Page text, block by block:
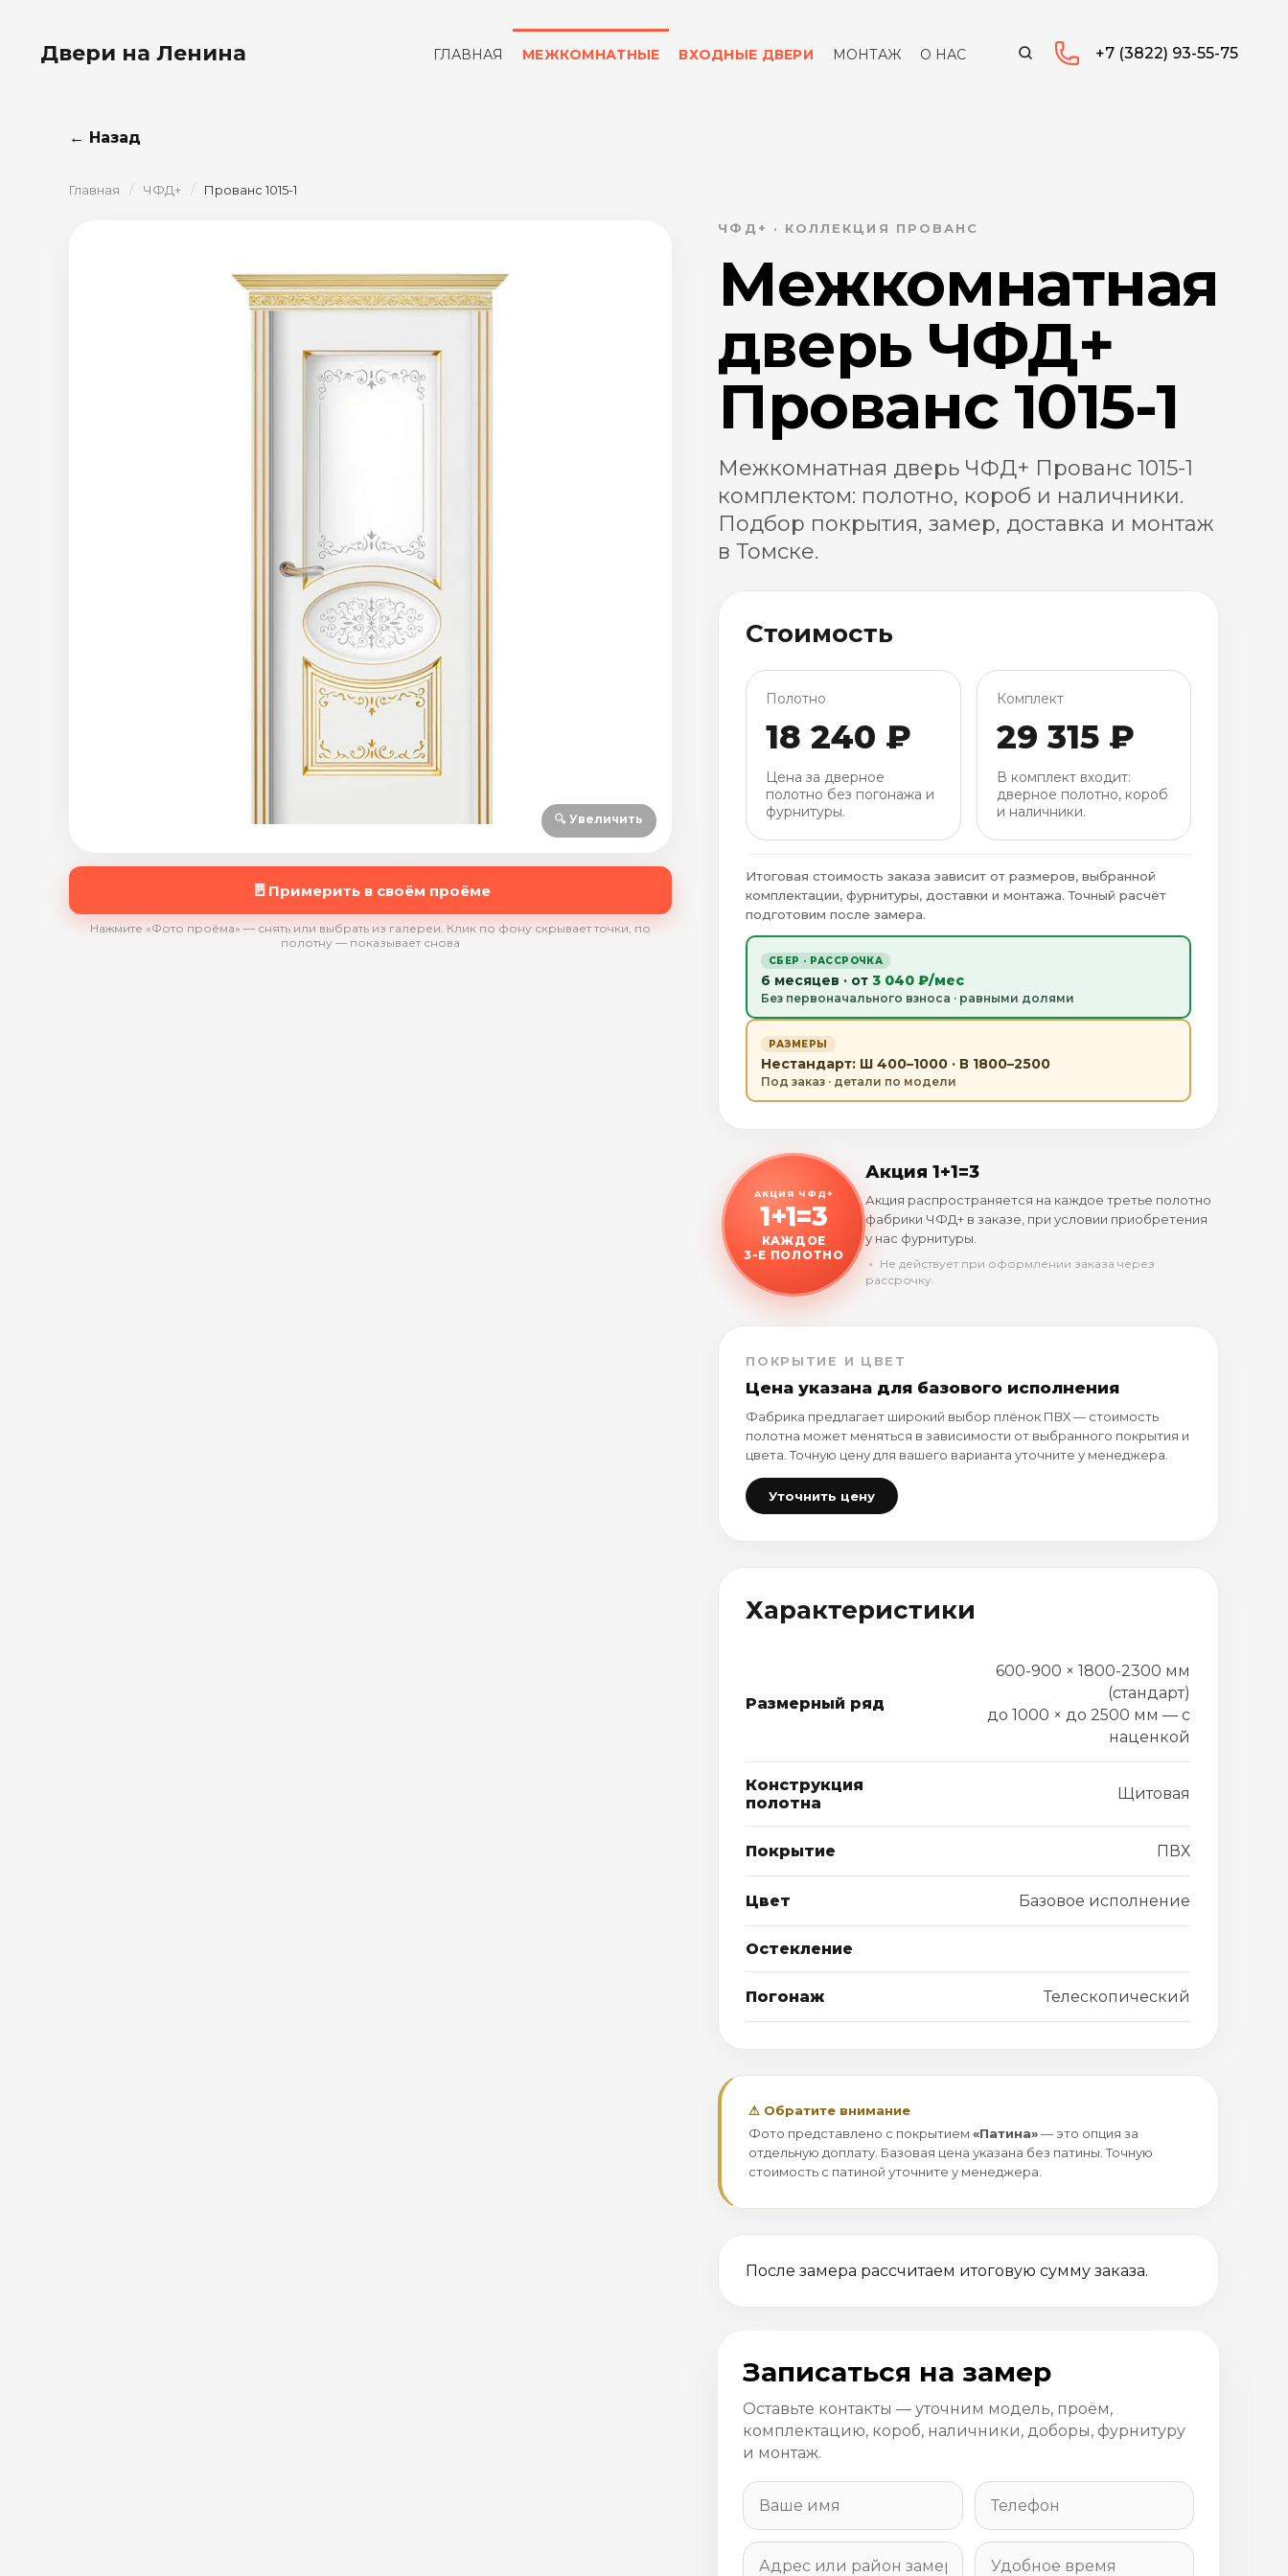
Двери на Ленина ГЛАВНАЯ МЕЖКОМНАТНЫЕ ВХОДНЫЕ ДВЕРИ МОНТАЖ О НАС +7 (3822) 93-55-75
← Назад
Главная / ЧФД+ / Прованс 1015-1
🔍 Увеличить
🚪 Примерить в своём проёме
Нажмите «Фото проёма» — снять или выбрать из галереи. Клик по фону скрывает точки, по
полотну — показывает снова
ЧФД+ · КОЛЛЕКЦИЯ ПРОВАНС
Межкомнатная
дверь ЧФД+
Прованс 1015-1
Межкомнатная дверь ЧФД+ Прованс 1015-1
комплектом: полотно, короб и наличники.
Подбор покрытия, замер, доставка и монтаж
в Томске.
Стоимость
Полотно
18 240 ₽
Цена за дверное
полотно без погонажа и
фурнитуры.
Комплект
29 315 ₽
В комплект входит:
дверное полотно, короб
и наличники.
Итоговая стоимость заказа зависит от размеров, выбранной
комплектации, фурнитуры, доставки и монтажа. Точный расчёт
подготовим после замера.
СБЕР · РАССРОЧКА
6 месяцев · от 3 040 ₽/мес
Без первоначального взноса · равными долями
РАЗМЕРЫ
Нестандарт: Ш 400–1000 · В 1800–2500
Под заказ · детали по модели
АКЦИЯ ЧФД+
1+1=3
КАЖДОЕ
3-Е ПОЛОТНО
Акция 1+1=3
Акция распространяется на каждое третье полотно
фабрики ЧФД+ в заказе, при условии приобретения
у нас фурнитуры.
﹡ Не действует при оформлении заказа через
рассрочку.
ПОКРЫТИЕ И ЦВЕТ
Цена указана для базового исполнения
Фабрика предлагает широкий выбор плёнок ПВХ — стоимость
полотна может меняться в зависимости от выбранного покрытия и
цвета. Точную цену для вашего варианта уточните у менеджера.
Уточнить цену
Характеристики
Размерный ряд
600-900 × 1800-2300 мм
(стандарт)
до 1000 × до 2500 мм — с
наценкой
Конструкция
полотна
Щитовая
Покрытие ПВХ
Цвет Базовое исполнение
Остекление
Погонаж Телескопический
⚠ Обратите внимание
Фото представлено с покрытием«Патина»— это опция за
отдельную доплату. Базовая цена указана без патины. Точную
стоимость с патиной уточните у менеджера.
После замера рассчитаем итоговую сумму заказа.
Записаться на замер
Оставьте контакты — уточним модель, проём,
комплектацию, короб, наличники, доборы, фурнитуру
и монтаж.